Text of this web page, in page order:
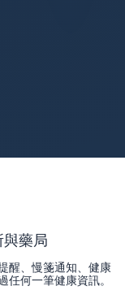
藥局
醒、慢箋通知、健康
何一筆健康資訊。